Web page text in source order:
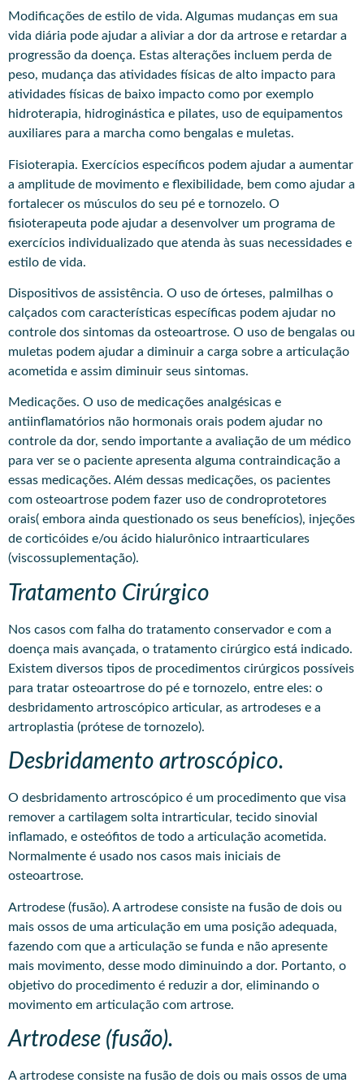
Modificações de estilo de vida. Algumas mudanças em sua
vida diária pode ajudar a aliviar a dor da artrose e retardar a
progressão da doença. Estas alterações incluem perda de
peso, mudança das atividades físicas de alto impacto para
atividades físicas de baixo impacto como por exemplo
hidroterapia, hidroginástica e pilates, uso de equipamentos
auxiliares para a marcha como bengalas e muletas.
Fisioterapia. Exercícios específicos podem ajudar a aumentar
a amplitude de movimento e flexibilidade, bem como ajudar a
fortalecer os músculos do seu pé e tornozelo. O
fisioterapeuta pode ajudar a desenvolver um programa de
exercícios individualizado que atenda às suas necessidades e
estilo de vida.
Dispositivos de assistência. O uso de órteses, palmilhas o
calçados com características específicas podem ajudar no
controle dos sintomas da osteoartrose. O uso de bengalas ou
muletas podem ajudar a diminuir a carga sobre a articulação
acometida e assim diminuir seus sintomas.
Medicações. O uso de medicações analgésicas e
antiinflamatórios não hormonais orais podem ajudar no
controle da dor, sendo importante a avaliação de um médico
para ver se o paciente apresenta alguma contraindicação a
essas medicações. Além dessas medicações, os pacientes
com osteoartrose podem fazer uso de condroprotetores
orais( embora ainda questionado os seus benefícios), injeções
de corticóides e/ou ácido hialurônico intraarticulares
(viscossuplementação).
Tratamento Cirúrgico
Nos casos com falha do tratamento conservador e com a
doença mais avançada, o tratamento cirúrgico está indicado.
Existem diversos tipos de procedimentos cirúrgicos possíveis
para tratar osteoartrose do pé e tornozelo, entre eles: o
desbridamento artroscópico articular, as artrodeses e a
artroplastia (prótese de tornozelo).
Desbridamento artroscópico.
O desbridamento artroscópico é um procedimento que visa
remover a cartilagem solta intrarticular, tecido sinovial
inflamado, e osteófitos de todo a articulação acometida.
Normalmente é usado nos casos mais iniciais de
osteoartrose.
Artrodese (fusão). A artrodese consiste na fusão de dois ou
mais ossos de uma articulação em uma posição adequada,
fazendo com que a articulação se funda e não apresente
mais movimento, desse modo diminuindo a dor. Portanto, o
objetivo do procedimento é reduzir a dor, eliminando o
movimento em articulação com artrose.
Artrodese (fusão).
A artrodese consiste na fusão de dois ou mais ossos de uma